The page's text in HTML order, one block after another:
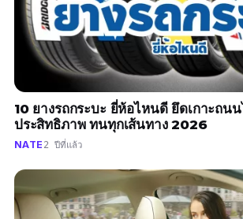
10 ยางรถกระบะ ยี่ห้อไหนดี ยึดเกาะถน
ประสิทธิภาพ ทนทุกเส้นทาง 2026
NATE 2 ปีที่แล้ว